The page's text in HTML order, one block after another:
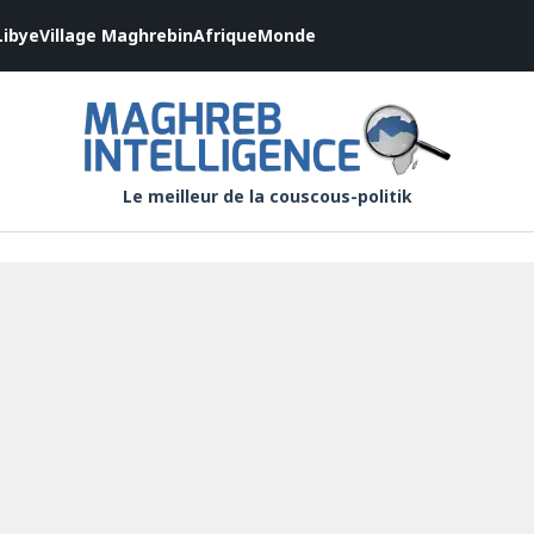
Village MaghrebinAfriqueMonde
Le meilleur de la couscous-politik